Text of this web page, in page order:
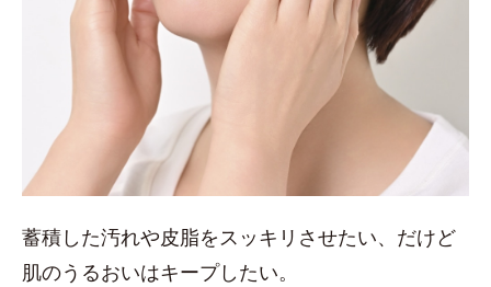
蓄積した汚れや皮脂をスッキリさせたい、だけど
肌のうるおいはキープしたい。